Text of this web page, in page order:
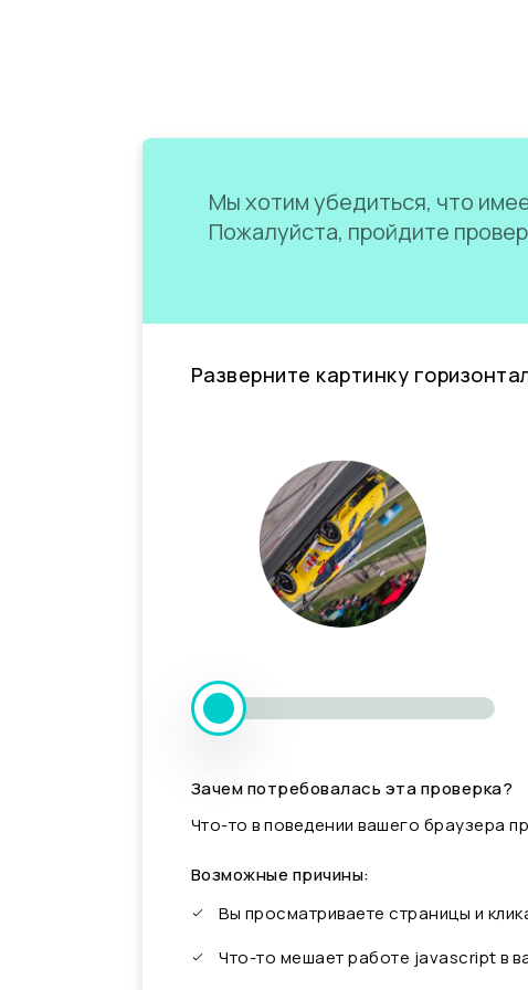
Мы хотим убедиться, что
Пожалуйста, пройдите
Разверните картинку
Зачем потребовалась эта проверка?
Что-то в поведении вашего браузера
Возможные причины:
Вы просматриваете страницы и
Что-то мешает работе javascript в